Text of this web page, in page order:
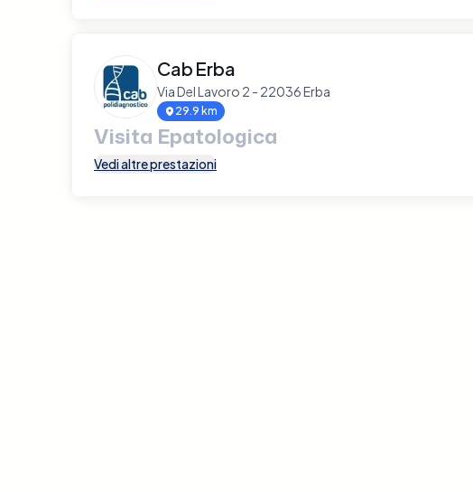
Cab Erba
Via Del Lavoro 2 - 22036 Erba
29.9 km
Visita Epatologica
Vedi altre prestazioni